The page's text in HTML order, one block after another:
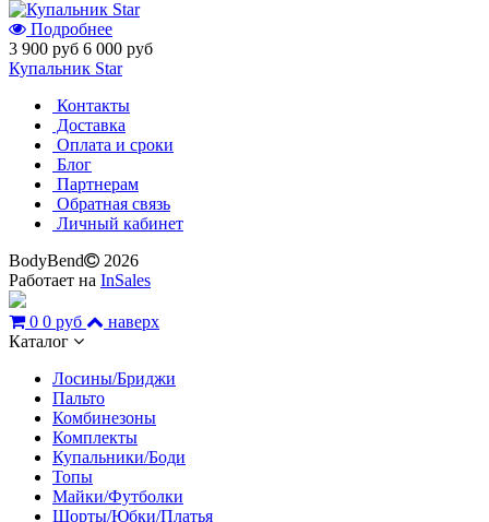
Подробнее
3 900 руб 6 000 руб
Купальник Star
Контакты
Доставка
Оплата и сроки
Блог
Партнерам
Обратная связь
Личный кабинет
BodyBend
2026
Работает на InSales
0 0 руб
наверх
Каталог
Лосины/Бриджи
Пальто
Комбинезоны
Комплекты
Купальники/Боди
Топы
Майки/Футболки
Шорты/Юбки/Платья